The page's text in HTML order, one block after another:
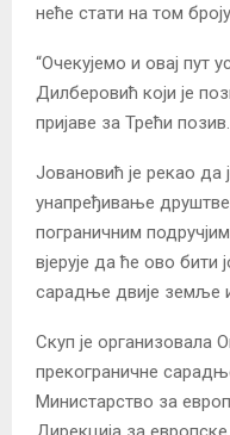
неће стати на том
“Очекујемо и овај пут
Дилберовић који је
пријаве за Трећи позив.
Јовановић је рекао да
унапређивање
пограничним
вјерује да ће ово бити
сарадње двије земље
Скуп је организовала
прекограничне
Министарство за